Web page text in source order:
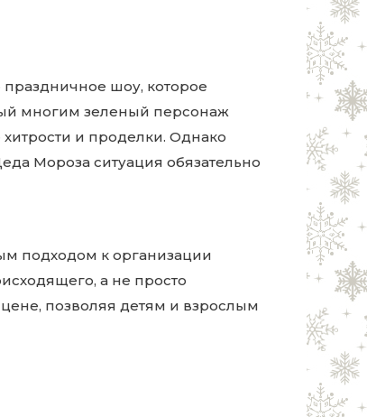
шоу, которое
многим зеленый персонаж
и проделки. Однако
Мороза ситуация обязательно
подходом к организации
а не просто
позволяя детям и взрослым